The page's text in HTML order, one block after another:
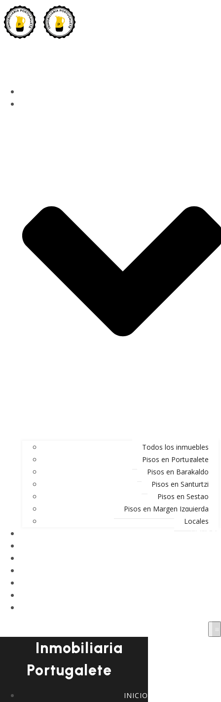
Todos los inmuebles
Pisos en Portugalete
Pisos en Barakaldo
Pisos en Santurtzi
Pisos en Sestao
Pisos en Margen Izquierda
Locales
VENDER
Inmobiliaria
Portugalete
INICIO